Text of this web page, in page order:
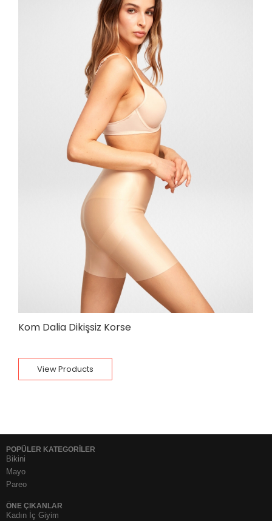
Kom Dalia Dikişsiz Korse
View Products
POPÜLER KATEGORİLER
Bikini
Mayo
Pareo
ÖNE ÇIKANLAR
Kadın İç Giyim